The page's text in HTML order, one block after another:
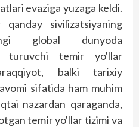
evaziga yuzaga keldi.
sivilizatsiyaning
global dunyoda
turuvchi temir yo'llar
balki tarixiy
sifatida ham muhim
nazardan qaraganda,
temir yo'llar tizimi va